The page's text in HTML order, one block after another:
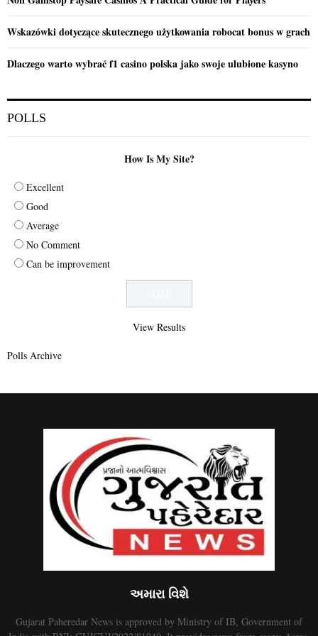
Wskazówki dotyczące skutecznego użytkowania robocat bonus w grach
Dlaczego warto wybrać f1 casino polska jako swoje ulubione kasyno
POLLS
How Is My Site?
Excellent
Good
Average
No Comment
Can be improvement
View Results
Polls Archive
અમારા વિશે
Gujarat Paheredar News is approved by Ministry of IB, Government of